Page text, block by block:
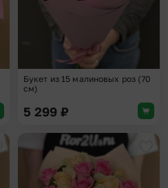
Букет из 15 малиновых роз (70
см)
5 299 ₽
Добавить в избранное